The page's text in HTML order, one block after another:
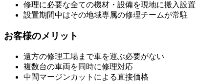
修理に必要な全ての機材・設備を現地に搬入設置
設置期間中はその地域専属の修理チームが常駐
お客様のメリット
遠方の修理工場まで車を運ぶ必要がない
複数台の車両を同時に修理対応
中間マージンカットによる直接価格